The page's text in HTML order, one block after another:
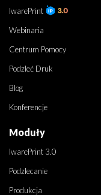
IwarePrint
Webinaria
Centrum Pomocy
Podzleć Druk
Blog
Konferencje
Moduły
IwarePrint 3.0
Podzlecanie
Produkcja